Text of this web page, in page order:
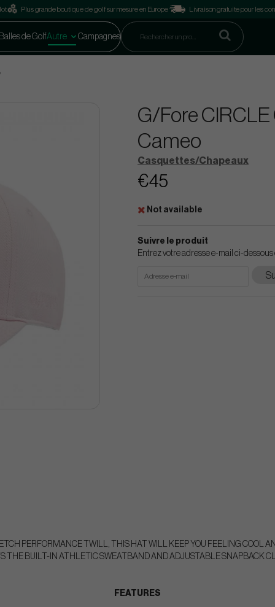
Plus grande boutique de golf sur mesure en Europe Livraison gratuite pour les
de GolfAutre Campagnes
G/Fore CIRCLE
Cameo
Casquettes/Chapeaux
€45
Not available
Suivre le produit
Entrez votre adresse e-mail ci-
PERFORMANCE TWILL, THIS HAT WILL KEEP YOU FEELING COOL
THE BUILT-IN ATHLETIC SWEATBAND AND ADJUSTABLE SNAPBACK
FEATURES